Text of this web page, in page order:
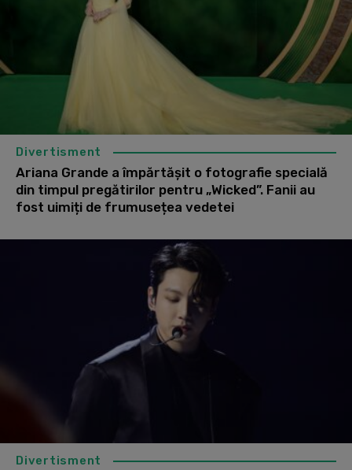
Divertisment
Ariana Grande a împărtășit o fotografie specială
din timpul pregătirilor pentru „Wicked”. Fanii au
fost uimiți de frumusețea vedetei
Divertisment